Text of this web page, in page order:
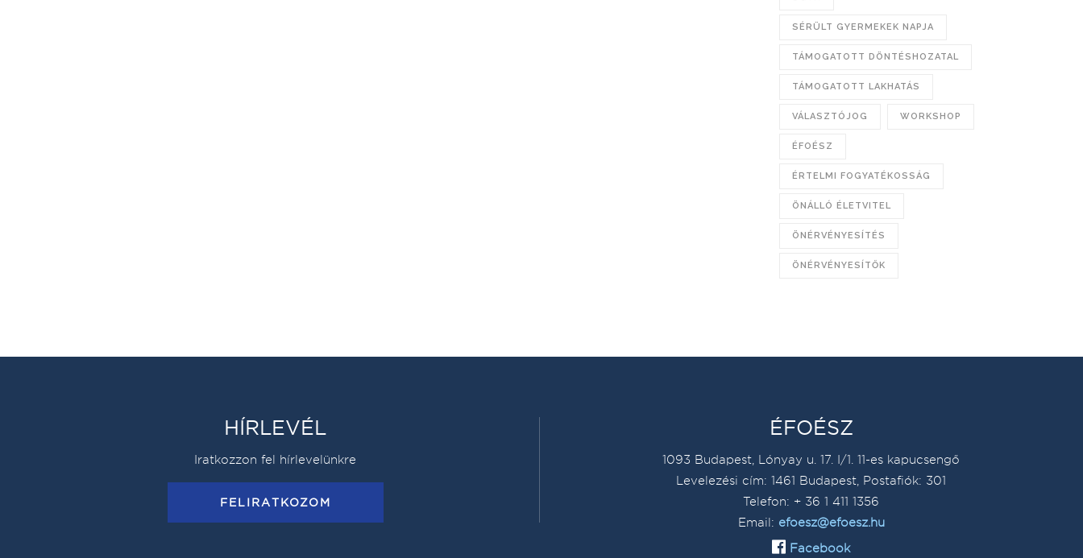
SÉRÜLT GYERMEKEK NAPJA
TÁMOGATOTT DÖNTÉSHOZATAL
TÁMOGATOTT LAKHATÁS
VÁLASZTÓJOG WORKSHOP
ÉFOÉSZ
ÉRTELMI FOGYATÉKOSSÁG
ÖNÁLLÓ ÉLETVITEL
ÖNÉRVÉNYESÍTÉS
ÖNÉRVÉNYESÍTŐK
HÍRLEVÉL
Iratkozzon fel hírlevelünkre
FELIRATKOZOM
ÉFOÉSZ
1093 Budapest, Lónyay u. 17. I/1. 11-es kapucsengő
Levelezési cím: 1461 Budapest, Postafiók: 301
Telefon: + 36 1 411 1356
Email: efoesz@efoesz.hu
Facebook